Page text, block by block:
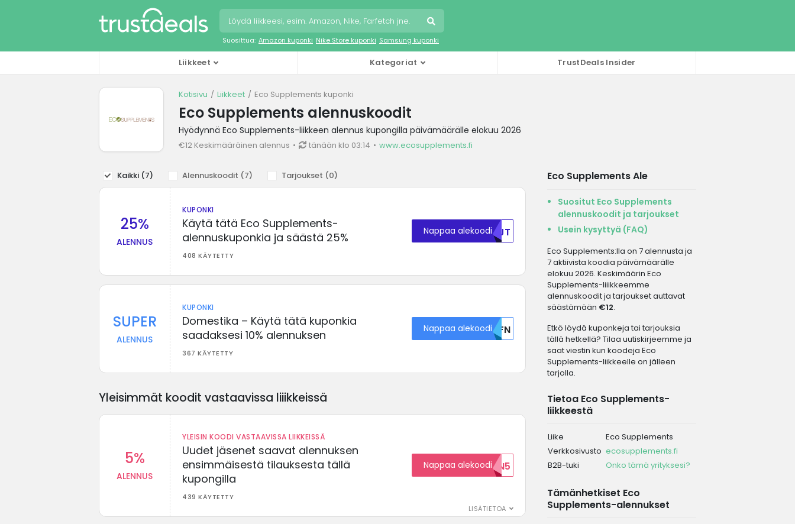
Suosittua: Amazon kuponki Nike Store kuponki Samsung kuponki
Liikkeet Kategoriat TrustDeals Insider
Kotisivu Liikkeet Eco Supplements kuponki
Eco Supplements alennuskoodit
Hyödynnä Eco Supplements-liikkeen alennus kupongilla päivämäärälle elokuu 2026
€12 Keskimääräinen alennus tänään klo 03:14 www.ecosupplements.fi
Kaikki (7) Alennuskoodit (7) Tarjoukset (0)
25%
ALENNUS
KUPONKI
Käytä tätä Eco Supplements-
alennuskuponkia ja säästä 25%
408 KÄYTETTY
Nappaa alekoodiNTJT
SUPER
ALENNUS
KUPONKI
Domestika – Käytä tätä kuponkia
saadaksesi 10% alennuksen
367 KÄYTETTY
Nappaa alekoodiU0FN
Yleisimmät koodit vastaavissa liiikkeissä
5%
ALENNUS
YLEISIN KOODI VASTAAVISSA LIIKKEISSÄ
Uudet jäsenet saavat alennuksen
ensimmäisestä tilauksesta tällä
kupongilla
439 KÄYTETTY
LISÄTIETOA
Nappaa alekoodi
ALENNUKSEN5
Eco Supplements Ale
Suositut Eco Supplements
alennuskoodit ja tarjoukset
Usein kysyttyä (FAQ)
Eco Supplements:lla on 7 alennusta ja
7 aktiivista koodia päivämäärälle
elokuu 2026. Keskimäärin Eco
Supplements-liiikkeemme
alennuskoodit ja tarjoukset auttavat
säästämään €12.
Etkö löydä kuponkeja tai tarjouksia
tällä hetkellä? Tilaa uutiskirjeemme ja
saat viestin kun koodeja Eco
Supplements-liikkeelle on jälleen
tarjolla.
Tietoa Eco Supplements-
liikkeestä
Liike
Eco Supplements
Verkkosivusto ecosupplements.fi
B2B-tuki
Onko tämä yrityksesi?
Tämänhetkiset Eco
Supplements-alennukset